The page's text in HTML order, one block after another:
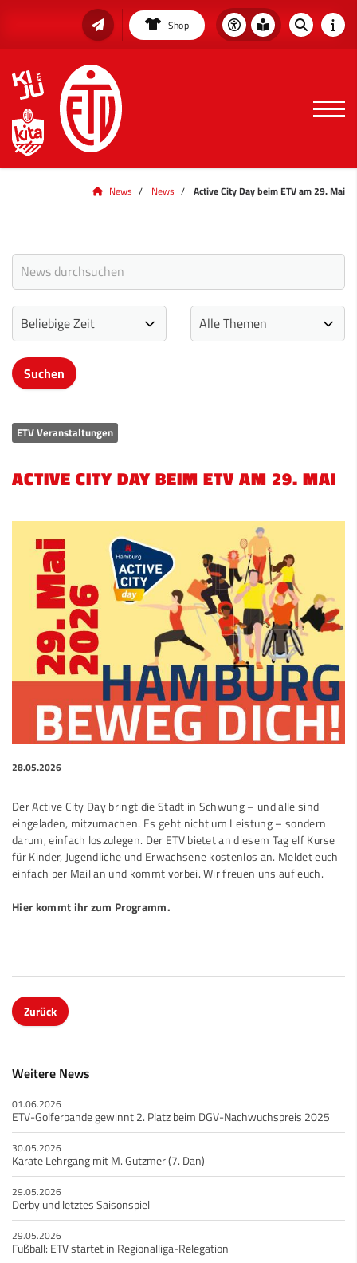
Shop
News News Active City Day beim ETV am 29. Mai
ETV Veranstaltungen
ACTIVE CITY DAY BEIM ETV AM 29. MAI
28.05.2026
Der Active City Day bringt die Stadt in Schwung – und alle sind
eingeladen, mitzumachen. Es geht nicht um Leistung – sondern
darum, einfach loszulegen. Der ETV bietet an diesem Tag elf Kurse
für Kinder, Jugendliche und Erwachsene kostenlos an. Meldet euch
einfach per Mail an und kommt vorbei. Wir freuen uns auf euch.
Hier kommt ihr zum Programm.
Zurück
Weitere News
01.06.2026
ETV-Golferbande gewinnt 2. Platz beim DGV-Nachwuchspreis 2025
30.05.2026
Karate Lehrgang mit M. Gutzmer (7. Dan)
29.05.2026
Derby und letztes Saisonspiel
29.05.2026
Fußball: ETV startet in Regionalliga-Relegation